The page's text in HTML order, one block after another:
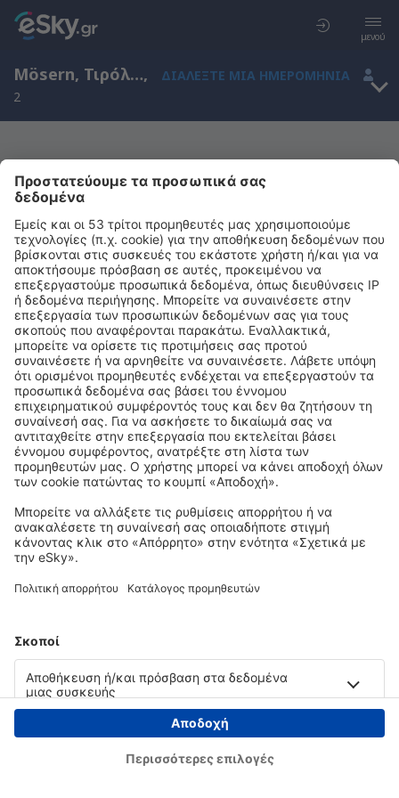
μενού
Mösern, Τιρόλο, Αυστρία,
ΔΙΑΛΈΞΤΕ ΜΙΑ ΗΜΕΡΟΜΗΝΊΑ
2
Μας συγχωρείτε, δεν υπάρχουν
αποτελέσματα για την αναζήτησή σας
Προσπαθήστε να κάνετε αναζήτηση με διαφορετικά κριτήρια
Copyright © eSky.gr. Με την επιφύλαξη παντός νομίμου δικαιώματος.